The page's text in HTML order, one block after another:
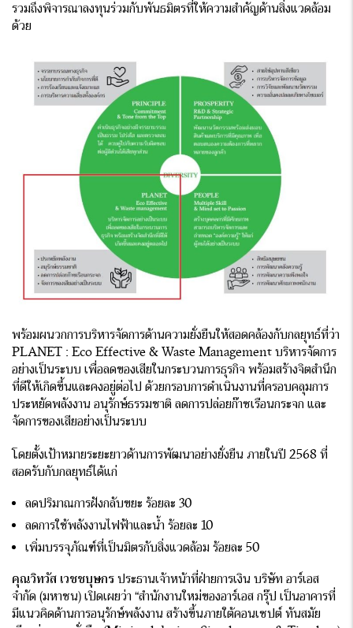
รวมถึงพิจารณาลงทุนร่วมกับพันธมิตรที่ให้ความสำคัญด้านสิ่งแวดล้อม
ด้วย
พร้อมผนวกการบริหารจัดการด้านความยั่งยืนให้สอดคล้องกับกลยุทธ์ที่ว่า
PLANET : Eco Effective & Waste Management บริหารจัดการ
อย่างเป็นระบบ เพื่อลดของเสียในกระบวนการธุรกิจ พร้อมสร้างจิตสำนึก
ที่ดีให้เกิดขึ้นและคงอยู่ต่อไป ด้วยกรอบการดำเนินงานที่ครอบคลุมการ
ประหยัดพลังงาน อนุรักษ์ธรรมชาติ ลดการปล่อยก๊าซเรือนกระจก และ
จัดการของเสียอย่างเป็นระบบ
โดยตั้งเป้าหมายระยะยาวด้านการพัฒนาอย่างยั่งยืน ภายในปี 2568 ที่
สอดรับกับกลยุทธ์ได้แก่
ลดปริมาณการฝังกลับขยะ ร้อยละ 30
ลดการใช้พลังงานไฟฟ้าและน้ำ ร้อยละ 10
เพิ่มบรรจุภัณฑ์ที่เป็นมิตรกับสิ่งแวดล้อม ร้อยละ 50
คุณวิทวัส เวชชบุษกร ประธานเจ้าหน้าที่ฝ่ายการเงิน บริษัท อาร์เอส
จำกัด (มหาชน) เปิดเผยว่า “สำนักงานใหม่ของอาร์เอส กรุ๊ป เป็นอาคารที่
มีแนวคิดด้านการอนุรักษ์พลังงาน สร้างขึ้นภายใต้คอนเซปต์ ทันสมัย